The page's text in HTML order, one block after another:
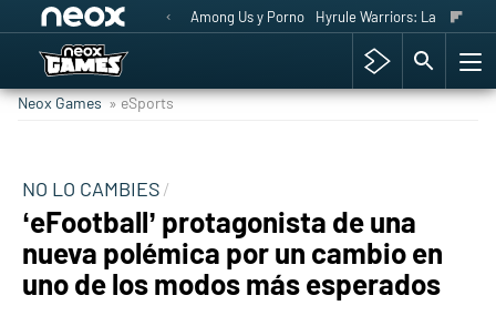
Among Us y Porno Hyrule Warriors: La Era del
Neox Games » eSports
NO LO CAMBIES
‘eFootball’ protagonista de una
nueva polémica por un cambio en
uno de los modos más esperados